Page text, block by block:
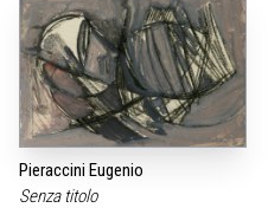
Pieraccini Eugenio
Senza titolo